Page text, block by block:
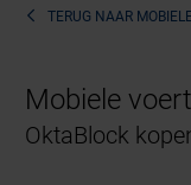
TERUG NAAR
Mobiele
OktaBlock